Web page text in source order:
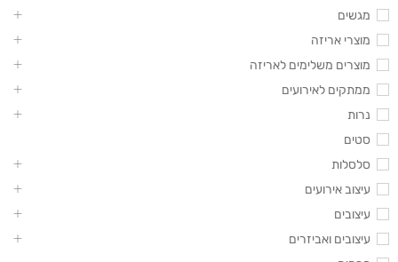
מגשים
מוצרי אריזה
מוצרים משלימים לאריזה
ממתקים לאירועים
נרות
סטים
סלסלות
עיצוב אירועים
עיצובים
עיצובים ואביזרים